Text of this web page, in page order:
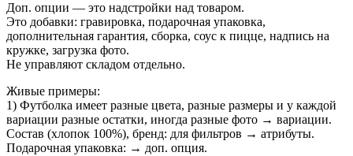
Доп. опции — это надстройки над товаром.
Это добавки: гравировка, подарочная упаковка,
дополнительная гарантия, сборка, соус к пицце, надпись на
кружке, загрузка фото.
Не управляют складом отдельно.
Живые примеры:
1) Футболка имеет разные цвета, разные размеры и у каждой
вариации разные остатки, иногда разные фото → вариации.
Состав (хлопок 100%), бренд: для фильтров → атрибуты.
Подарочная упаковка: → доп. опция.